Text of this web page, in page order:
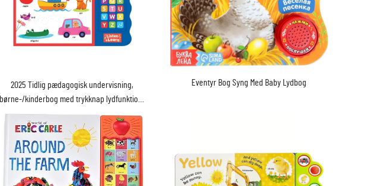
2025 Tidlig pædagogisk undervisning,
børne-/kinderbog med trykknap lydfunktion,
tykt kartonbog, trykte lærerige legetøj
Eventyr Bog Syng Med Baby Lydbog